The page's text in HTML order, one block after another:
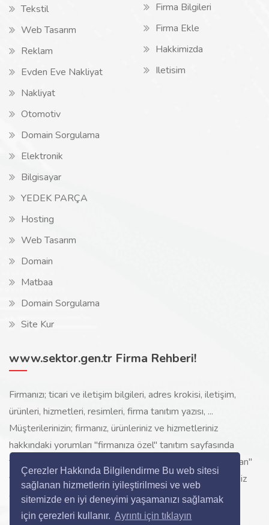
Çerezler Hakkında Bilgilendirme Bu web sitesi
sağlanan hizmetlerin iyileştirilmesi ve web
sitemizde en iyi deneyimi yaşamanızı sağlamak
için çerezleri kullanır. Ayrıntı için tıklayın
Tekstil
Web Tasarım
Reklam
Evden Eve Nakliyat
Nakliyat
Otomotiv
Domain Sorgulama
Elektronik
Bilgisayar
YEDEK PARÇA
Hosting
Web Tasarım
Domain
Matbaa
Domain Sorgulama
Site Kur
Firma Bilgileri
Firma Ekle
Hakkimizda
Iletisim
www.sektor.gen.tr Firma Rehberi!
Firmanızı; ticari ve iletişim bilgileri, adres krokisi, iletişim,
ürünleri, hizmetleri, resimleri, firma tanıtım yazısı, ...
Müşterilerinizin; firmanız, ürünleriniz ve hizmetleriniz
hakkındaki yorumları "firmanıza özel" tanıtım sayfasında
toplanarak ürünlerinizi, hizmetlerinizi, internette "sizi arayan"
yeni müşterilerinize www.sektor.gen.tr aracılığı ile ücretsiz
gösterilir.